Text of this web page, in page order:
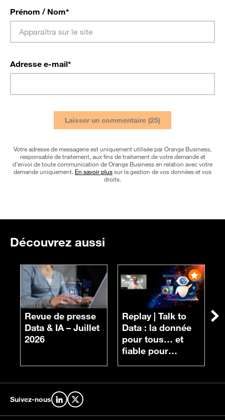
Prénom / Nom*
Adresse e-mail*
Votre adresse de messagerie est uniquement utilisée par Orange Business,
responsable de traitement, aux fins de traitement de votre demande et
d’envoi de toute communication de Orange Business en relation avec votre
demande uniquement. En savoir plussur la gestion de vos données et vos
droits.
Découvrez aussi
Revue de presse
Data & IA – Juillet
2026
Replay |
Data : la donnée
pour tous… et
fiable pour
Suivez-nous Retrouvez-nous sur LinkedIn
Retrouvez-nous sur X